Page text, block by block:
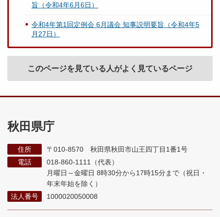
旨（令和4年6月6日）
令和4年第1回定例会 6月議会 知事説明要旨（令和4年5
月27日）
このページを見ている人がよく見ているページ
秋田県庁
住所
〒010-8570 秋田県秋田市山王四丁目1番1号
電話
018-860-1111（代表）
月曜日～金曜日 8時30分から17時15分まで （祝日・
年末年始を除く）
法人番号
1000020050008